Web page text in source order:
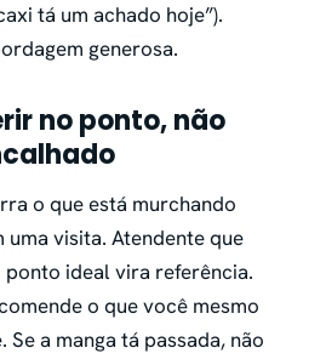
tá um achado hoje”).
generosa.
no ponto, não
o que está murchando
uma visita. Atendente que
ponto ideal vira referência.
o que você mesmo
a manga tá passada, não